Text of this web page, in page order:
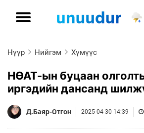
Нүүр Нийгэм Хүмүүс
НӨАТ-ын буцаан
иргэдийн дансанд
Д.Баяр-Отгон 2025-04-30 14:39